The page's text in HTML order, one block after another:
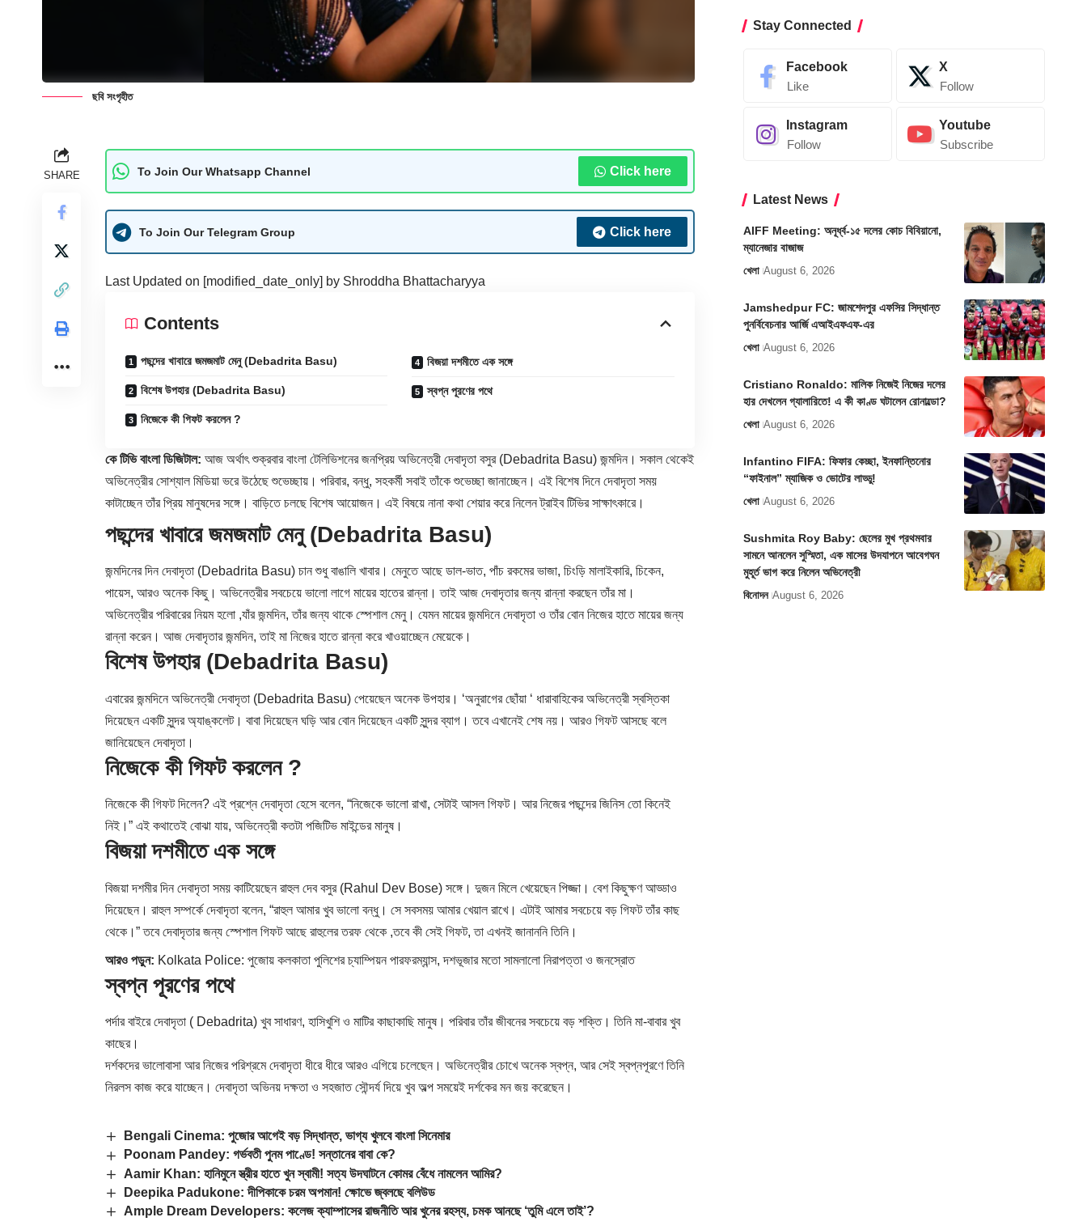
ছবি সংগৃহীত
SHARE To Join Our Whatsapp Channel Click here
To Join Our Telegram Group Click here
Last Updated on [modified_date_only] by Shroddha Bhattacharyya
Contents
পছন্দের খাবারে জমজমাট মেনু (Debadrita Basu)
বিশেষ উপহার (Debadrita Basu)
নিজেকে কী গিফট করলেন ?
বিজয়া দশমীতে এক সঙ্গে
স্বপ্ন পূরণের পথে
কে টিভি বাংলা ডিজিটাল: আজ অর্থাৎ শুক্রবার বাংলা টেলিভিশনের জনপ্রিয় অভিনেত্রী দেবাদৃতা বসুর (Debadrita Basu) জন্মদিন। সকাল থেকেই
অভিনেত্রীর সোশ্যাল মিডিয়া ভরে উঠেছে শুভেচ্ছায়। পরিবার, বন্ধু, সহকর্মী সবাই তাঁকে শুভেচ্ছা জানাচ্ছেন। এই বিশেষ দিনে দেবাদৃতা সময়
কাটাচ্ছেন তাঁর প্রিয় মানুষদের সঙ্গে। বাড়িতে চলছে বিশেষ আয়োজন। এই বিষয়ে নানা কথা শেয়ার করে নিলেন ট্রাইব টিভির সাক্ষাৎকারে।
পছন্দের খাবারে জমজমাট মেনু (Debadrita Basu)
জন্মদিনের দিন দেবাদৃতা (Debadrita Basu) চান শুধু বাঙালি খাবার। মেনুতে আছে ডাল-ভাত, পাঁচ রকমের ভাজা, চিংড়ি মালাইকারি, চিকেন,
পায়েস, আরও অনেক কিছু। অভিনেত্রীর সবচেয়ে ভালো লাগে মায়ের হাতের রান্না। তাই আজ দেবাদৃতার জন্য রান্না করছেন তাঁর মা।
অভিনেত্রীর পরিবারের নিয়ম হলো ,যাঁর জন্মদিন, তাঁর জন্য থাকে স্পেশাল মেনু। যেমন মায়ের জন্মদিনে দেবাদৃতা ও তাঁর বোন নিজের হাতে মায়ের জন্য
রান্না করেন। আজ দেবাদৃতার জন্মদিন, তাই মা নিজের হাতে রান্না করে খাওয়াচ্ছেন মেয়েকে।
বিশেষ উপহার (Debadrita Basu)
এবারের জন্মদিনে অভিনেত্রী দেবাদৃতা (Debadrita Basu) পেয়েছেন অনেক উপহার। ‘অনুরাগের ছোঁয়া ‘ ধারাবাহিকের অভিনেত্রী স্বস্তিকা
দিয়েছেন একটি সুন্দর অ্যাঙ্কলেট। বাবা দিয়েছেন ঘড়ি আর বোন দিয়েছেন একটি সুন্দর ব্যাগ। তবে এখানেই শেষ নয়। আরও গিফট আসছে বলে
জানিয়েছেন দেবাদৃতা।
নিজেকে কী গিফট করলেন ?
নিজেকে কী গিফট দিলেন? এই প্রশ্নে দেবাদৃতা হেসে বলেন, “নিজেকে ভালো রাখা, সেটাই আসল গিফট। আর নিজের পছন্দের জিনিস তো কিনেই
নিই।” এই কথাতেই বোঝা যায়, অভিনেত্রী কতটা পজিটিভ মাইন্ডের মানুষ।
বিজয়া দশমীতে এক সঙ্গে
বিজয়া দশমীর দিন দেবাদৃতা সময় কাটিয়েছেন রাহুল দেব বসুর (Rahul Dev Bose) সঙ্গে। দুজন মিলে খেয়েছেন পিজ্জা। বেশ কিছুক্ষণ আড্ডাও
দিয়েছেন। রাহুল সম্পর্কে দেবাদৃতা বলেন, “রাহুল আমার খুব ভালো বন্ধু। সে সবসময় আমার খেয়াল রাখে। এটাই আমার সবচেয়ে বড় গিফট তাঁর কাছ
থেকে।” তবে দেবাদৃতার জন্য স্পেশাল গিফট আছে রাহুলের তরফ থেকে ,তবে কী সেই গিফট, তা এখনই জানাননি তিনি।
আরও পড়ুন: Kolkata Police: পুজোয় কলকাতা পুলিশের চ্যাম্পিয়ন পারফরম্যান্স, দশভূজার মতো সামলালো নিরাপত্তা ও জনস্রোত
স্বপ্ন পূরণের পথে
পর্দার বাইরে দেবাদৃতা ( Debadrita) খুব সাধারণ, হাসিখুশি ও মাটির কাছাকাছি মানুষ। পরিবার তাঁর জীবনের সবচেয়ে বড় শক্তি। তিনি মা-বাবার খুব
কাছের।
দর্শকদের ভালোবাসা আর নিজের পরিশ্রমে দেবাদৃতা ধীরে ধীরে আরও এগিয়ে চলেছেন। অভিনেত্রীর চোখে অনেক স্বপ্ন, আর সেই স্বপ্নপূরণে তিনি
নিরলস কাজ করে যাচ্ছেন। দেবাদৃতা অভিনয় দক্ষতা ও সহজাত সৌন্দর্য দিয়ে খুব অল্প সময়েই দর্শকের মন জয় করেছেন।
Bengali Cinema: পুজোর আগেই বড় সিদ্ধান্ত, ভাগ্য খুলবে বাংলা সিনেমার
Poonam Pandey: গর্ভবতী পুনম পাণ্ডে! সন্তানের বাবা কে?
Aamir Khan: হানিমুনে স্ত্রীর হাতে খুন স্বামী! সত্য উদঘাটনে কোমর বেঁধে নামলেন আমির?
Deepika Padukone: দীপিকাকে চরম অপমান! ক্ষোভে জ্বলছে বলিউড
Ample Dream Developers: কলেজ ক্যাম্পাসের রাজনীতি আর খুনের রহস্য, চমক আনছে ‘তুমি এলে তাই’?
Stay Connected
Facebook
Like
X
Follow
Instagram
Follow
Youtube
Subscribe
Latest News
AIFF Meeting: অনূর্ধ্ব-১৫ দলের কোচ বিবিয়ানো,
ম্যানেজার বাজাজ
খেলা August 6, 2026
Jamshedpur FC: জামশেদপুর এফসির সিদ্ধান্ত
পুনর্বিবেচনার আর্জি এআইএফএফ-এর
খেলা August 6, 2026
Cristiano Ronaldo: মালিক নিজেই নিজের দলের
হার দেখলেন গ্যালারিতে! এ কী কাণ্ড ঘটালেন রোনাল্ডো?
খেলা August 6, 2026
Infantino FIFA: ফিফার কেচ্ছা, ইনফান্তিনোর
“ফাইনাল” ম্যাজিক ও ভোটের লাড্ডু!
খেলা August 6, 2026
Sushmita Roy Baby: ছেলের মুখ প্রথমবার
সামনে আনলেন সুস্মিতা, এক মাসের উদযাপনে আবেগঘন
মুহূর্ত ভাগ করে নিলেন অভিনেত্রী
বিনোদন August 6, 2026